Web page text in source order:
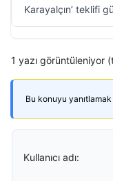
Karayalçın’ teklifi
1 yazı görüntüleniyor
Bu konuyu yanıtlamak
Kullanıcı adı: